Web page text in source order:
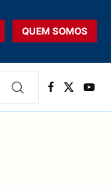
QUEM SOMOS